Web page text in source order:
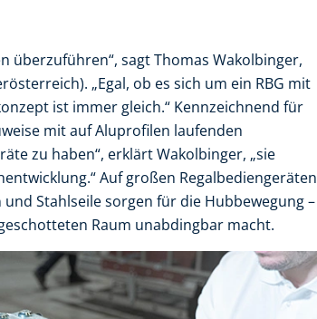
überzuführen“, sagt Thomas Wakolbinger,
„Egal, ob es sich um ein RBG mit
ist immer gleich.“ Kennzeichnend für
mit auf Aluprofilen laufenden
zu haben“, erklärt Wakolbinger, „sie
Auf großen Regalbediengeräten
Stahlseile sorgen für die Hubbewegung –
Raum unabdingbar macht.